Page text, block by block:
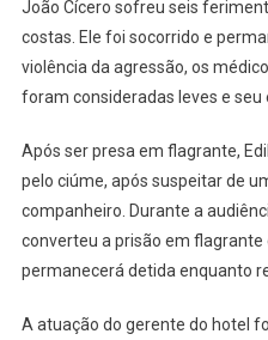
João Cícero sofreu seis
costas. Ele foi socorrido e
violência da agressão, os
foram consideradas leves e seu
Após ser presa em flagrante,
pelo ciúme, após suspeitar de
companheiro. Durante a
converteu a prisão em flagrante
permanecerá detida enquanto
A atuação do gerente do hotel